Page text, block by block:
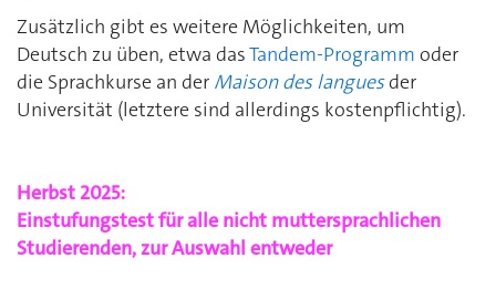
Zusätzlich gibt es weitere Möglichkeiten, um
Deutsch zu üben, etwa dasTandem-Programm oder
die Sprachkurse an der Maison des languesder
Universität (letztere sind allerdings kostenpflichtig).
Herbst 2025:
Einstufungstest für alle nicht muttersprachlichen
Studierenden, zur Auswahl entweder